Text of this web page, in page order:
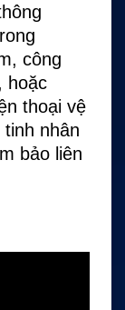
công
hoặc
thoại vệ
nhân
bảo liên